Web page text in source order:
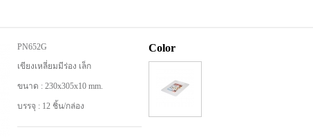
PN652G
เขียงเหลี่ยมมีร่อง เล็ก
ขนาด : 230x305x10 mm.
บรรจุ : 12 ชิ้น/กล่อง
Color